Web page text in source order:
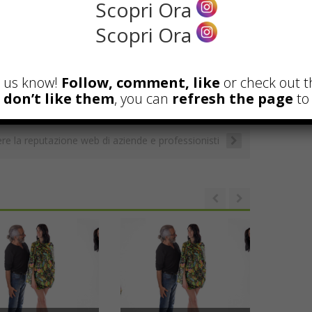
ai
l
ai
l
p
y
Li
n
C
o
n
di
vi
di
Club?
la reputazione web di aziende e professionisti
L’Armadio di Fido, il
che racconta
Vene varicose: quando
Scopri Ora
Scopri Ora
know! Follow, comment, like or check out
like them, you can refresh the page to